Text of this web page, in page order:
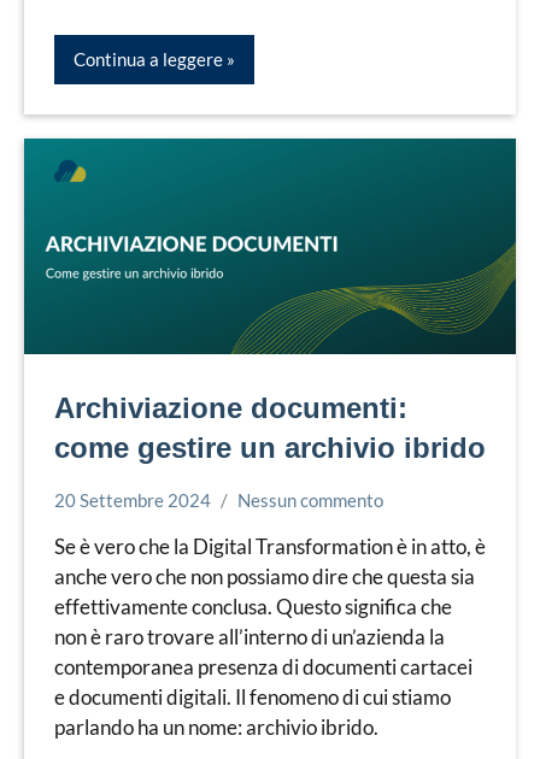
Continua a leggere
Archiviazione documenti:
come gestire un archivio ibrido
Documenti
20 Settembre 2024
Simone
Leorato
Nessun commento
Se è vero che la Digital Transformation è in atto, è
anche vero che non possiamo dire che questa sia
effettivamente conclusa. Questo significa che
non è raro trovare all’interno di un’azienda la
contemporanea presenza di documenti cartacei
e documenti digitali. Il fenomeno di cui stiamo
parlando ha un nome: archivio ibrido.